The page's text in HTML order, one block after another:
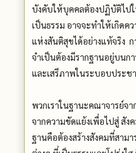
บังคับให้บุคคลต้องปฏิบัติไป
เป็นธรรม อาจจะทำให้เกิดค
แห่งสันติสุขได้อย่างแท้จริง ก
จำเป็นต้องมีรากฐานอยู่บนก
และเสรีภาพในระบอบประช
พวกเราในฐานะคณาจารย์จ
จากความขัดแย้งเพื่อไปสู่ สั
ฐานคือต้องสร้างสังคมที่สาม